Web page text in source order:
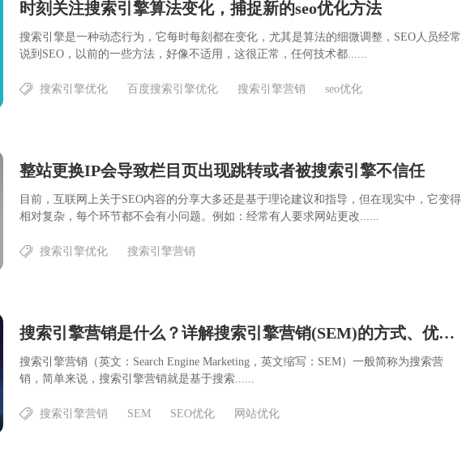
时刻关注搜索引擎算法变化，捕捉新的seo优化方法
搜索引擎是一种动态行为，它每时每刻都在变化，尤其是算法的细微调整，SEO人员经常
说到SEO，以前的一些方法，好像不适用，这很正常，任何技术都......
搜索引擎优化 百度搜索引擎优化 搜索引擎营销 seo优化
整站更换IP会导致栏目页出现跳转或者被搜索引擎不信任
目前，互联网上关于SEO内容的分享大多还是基于理论建议和指导，但在现实中，它变得
相对复杂，每个环节都不会有小问题。例如：经常有人要求网站更改......
搜索引擎优化 搜索引擎营销
搜索引擎营销是什么？详解搜索引擎营销(SEM)的方式、优缺点及实施策略
搜索引擎营销（英文：Search Engine Marketing，英文缩写：SEM）一般简称为搜索营
销，简单来说，搜索引擎营销就是基于搜索......
搜索引擎营销 SEM SEO优化 网站优化